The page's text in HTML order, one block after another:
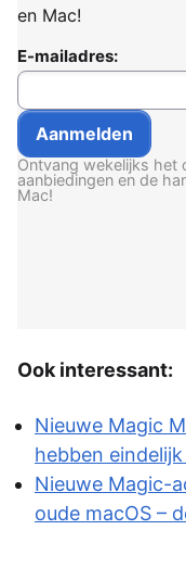
en Mac!
E-mailadres:
Ontvang wekelijks het
aanbiedingen en de
Mac!
Ook interessant:
Nieuwe Magic
hebben
Nieuwe Magic-
oude macOS –